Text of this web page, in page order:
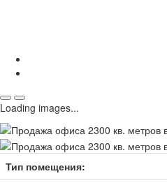
Loading images...
Тип помещения: